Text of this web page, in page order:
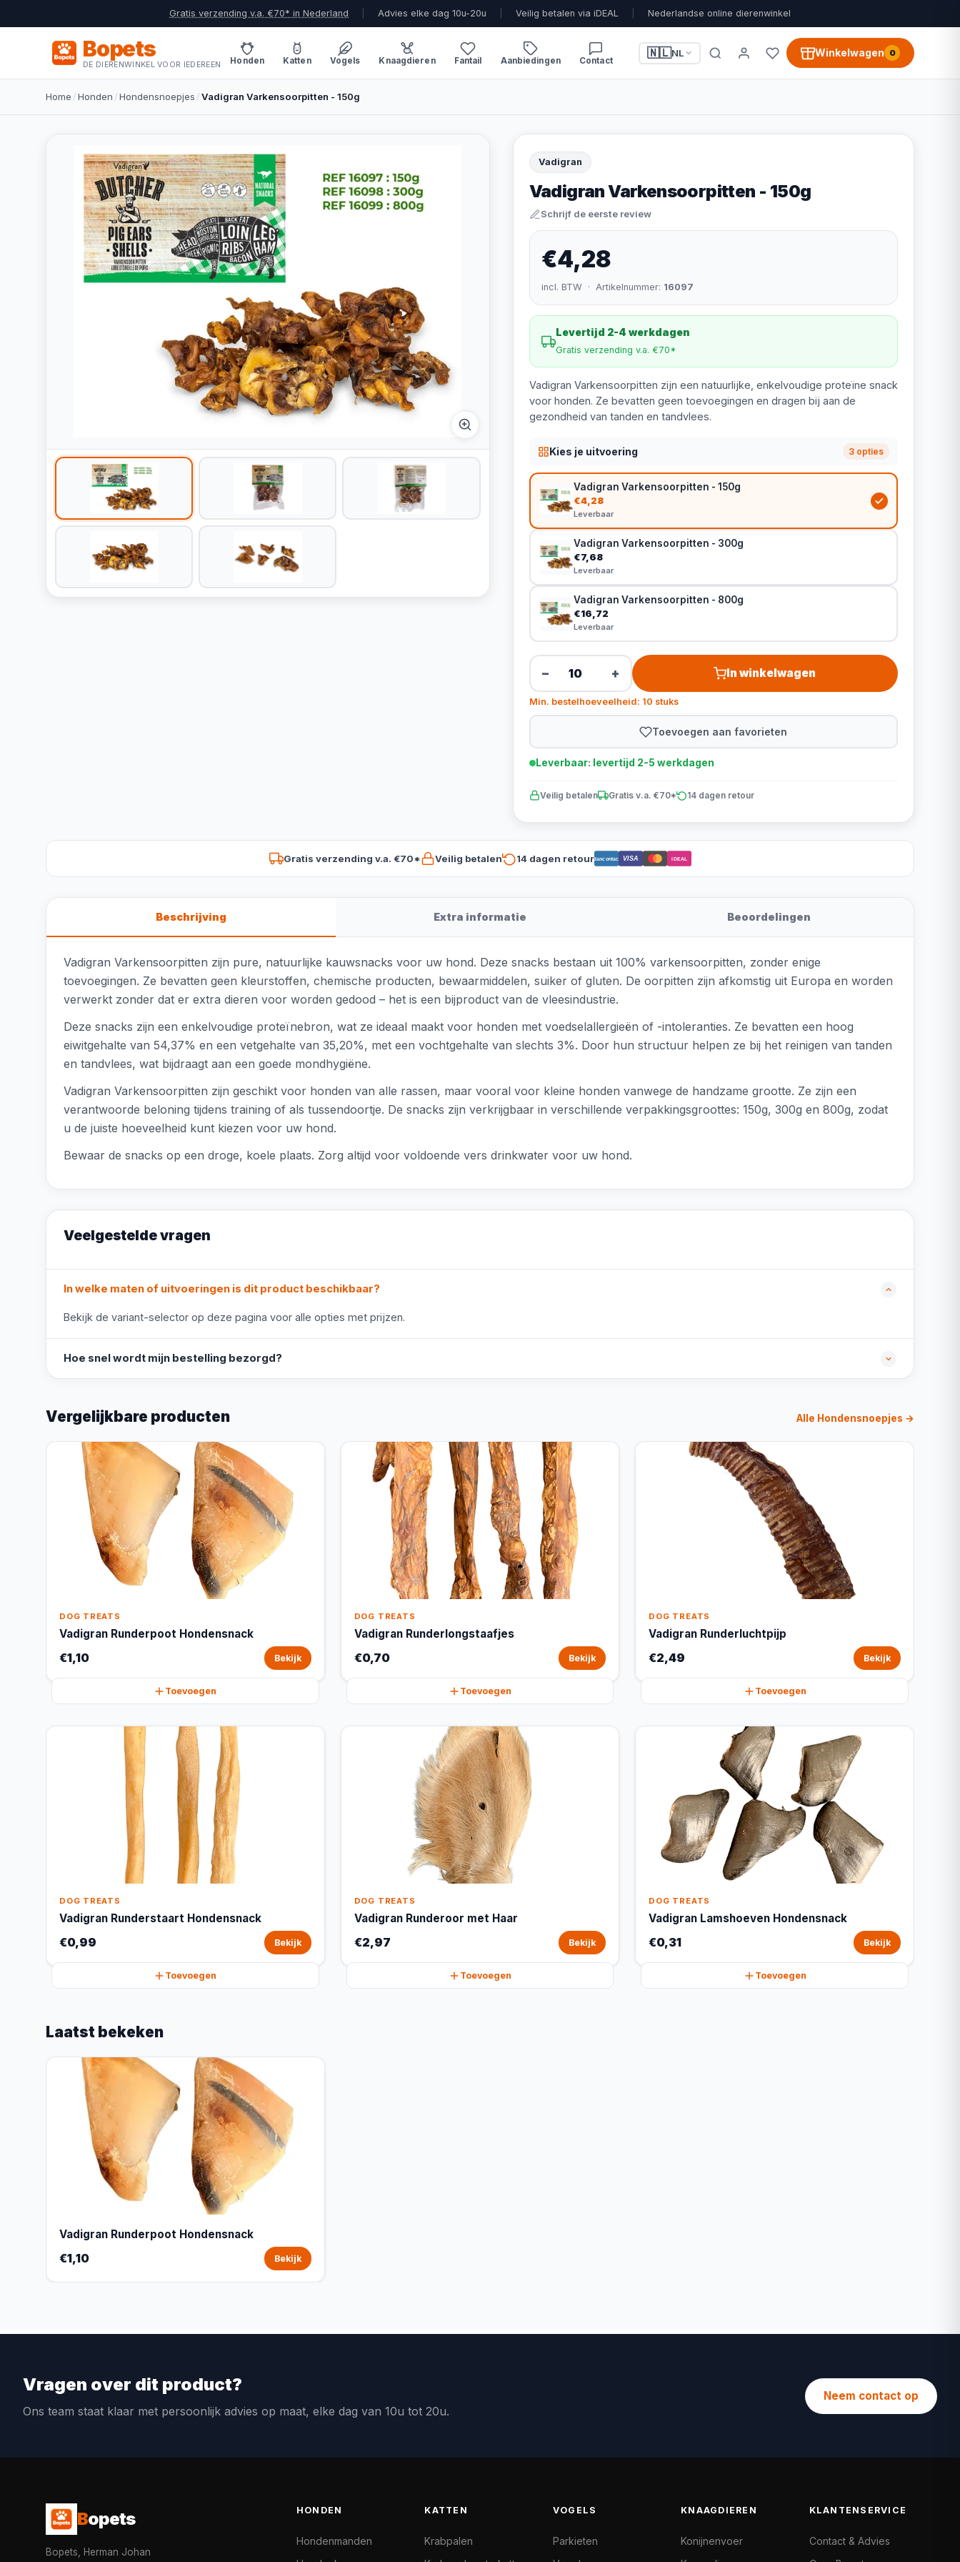
Gratis verzending v.a. €70* in Nederland Advies elke dag 10u-20u Veilig betalen via iDEAL Nederlandse online dierenwinkel
Bopets
DE DIERENWINKEL VOOR IEDEREEN Honden Katten Vogels Knaagdieren Fantail Aanbiedingen Contact
🇳🇱NL Winkelwagen 0
Home /Honden /Hondensnoepjes /Vadigran Varkensoorpitten - 150g
Vadigran
Vadigran Varkensoorpitten - 150g
Schrijf de eerste review
€4,28
incl. BTW · Artikelnummer: 16097
Levertijd 2-4 werkdagen
Gratis verzending v.a. €70*
Vadigran Varkensoorpitten zijn een natuurlijke, enkelvoudige proteïne snack
voor honden. Ze bevatten geen toevoegingen en dragen bij aan de
gezondheid van tanden en tandvlees.
Kies je uitvoering 3 opties
Vadigran Varkensoorpitten - 150g
€4,28
Leverbaar
Vadigran Varkensoorpitten - 300g
€7,68
Leverbaar
Vadigran Varkensoorpitten - 800g
€16,72
Leverbaar
− + In winkelwagen
Min. bestelhoeveelheid: 10 stuks
Toevoegen aan favorieten
Leverbaar: levertijd 2-5 werkdagen
Veilig betalen Gratis v.a. €70* 14 dagen retour
Gratis verzending v.a. €70* Veilig betalen 14 dagen retourBancontact VISA iDEAL
Beschrijving Extra informatie Beoordelingen
Vadigran Varkensoorpitten zijn pure, natuurlijke kauwsnacks voor uw hond. Deze snacks bestaan uit 100% varkensoorpitten, zonder enige
toevoegingen. Ze bevatten geen kleurstoffen, chemische producten, bewaarmiddelen, suiker of gluten. De oorpitten zijn afkomstig uit Europa en worden
verwerkt zonder dat er extra dieren voor worden gedood – het is een bijproduct van de vleesindustrie.
Deze snacks zijn een enkelvoudige proteïnebron, wat ze ideaal maakt voor honden met voedselallergieën of -intoleranties. Ze bevatten een hoog
eiwitgehalte van 54,37% en een vetgehalte van 35,20%, met een vochtgehalte van slechts 3%. Door hun structuur helpen ze bij het reinigen van tanden
en tandvlees, wat bijdraagt aan een goede mondhygiëne.
Vadigran Varkensoorpitten zijn geschikt voor honden van alle rassen, maar vooral voor kleine honden vanwege de handzame grootte. Ze zijn een
verantwoorde beloning tijdens training of als tussendoortje. De snacks zijn verkrijgbaar in verschillende verpakkingsgroottes: 150g, 300g en 800g, zodat
u de juiste hoeveelheid kunt kiezen voor uw hond.
Bewaar de snacks op een droge, koele plaats. Zorg altijd voor voldoende vers drinkwater voor uw hond.
Veelgestelde vragen
In welke maten of uitvoeringen is dit product beschikbaar?
Bekijk de variant-selector op deze pagina voor alle opties met prijzen.
Hoe snel wordt mijn bestelling bezorgd?
Vergelijkbare producten Alle Hondensnoepjes →
DOG TREATS
Vadigran Runderpoot Hondensnack
€1,10 Bekijk
Toevoegen
DOG TREATS
Vadigran Runderlongstaafjes
€0,70 Bekijk
Toevoegen
DOG TREATS
Vadigran Runderluchtpijp
€2,49 Bekijk
Toevoegen
DOG TREATS
Vadigran Runderstaart Hondensnack
€0,99 Bekijk
Toevoegen
DOG TREATS
Vadigran Runderoor met Haar
€2,97 Bekijk
Toevoegen
DOG TREATS
Vadigran Lamshoeven Hondensnack
€0,31 Bekijk
Toevoegen
Laatst bekeken
Vadigran Runderpoot Hondensnack
€1,10 Bekijk
Vragen over dit product?
Ons team staat klaar met persoonlijk advies op maat, elke dag van 10u tot 20u.
Neem contact op
Bopets
Bopets, Herman Johan
HONDEN
Hondenmanden
KATTEN
Krabpalen
VOGELS
Parkieten
KNAAGDIEREN
Konijnenvoer
KLANTENSERVICE
Contact & Advies